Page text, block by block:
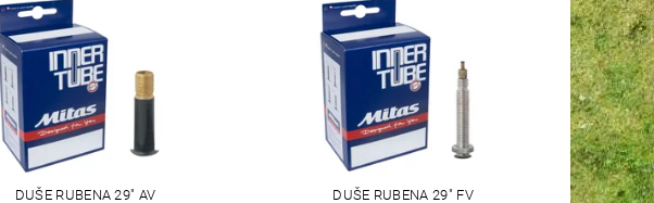
DUŠE RUBENA 29" AV DUŠE RUBENA 29" FV